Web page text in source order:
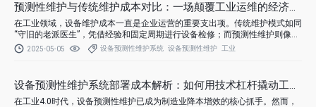
预测性维护与传统维护成本对比：一场颠覆工业运维的经济革命
在工业领域，设备维护成本一直是企业运营的重要支出项。传统维护模式如同
“守旧的老派医生”，凭借经验和固定周期进行设备检修；而预测性维护则像是
拥有 “未来科技” 的智能诊断专家，依托大数据与人工智能实现精准运维。本
抢占工业 4.0 时代的成本优势高地。
2025-05-05 设备预测性维护系统 设备预测性维护 工业
设备预测性维护系统部署成本解析：如何用技术杠杆撬动工业效
在工业4.0时代，设备预测性维护已成为制造业降本增效的核心抓手。然而，